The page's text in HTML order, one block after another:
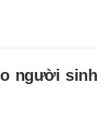
người sinh